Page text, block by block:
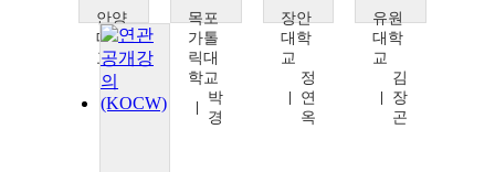
안양
대학
교
지
은
목포
가톨
릭대
학교
박
경
장안
대학
교
정
연
옥
유원
대학
교
김
장
곤